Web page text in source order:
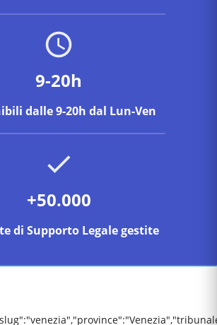
9-20h
dalle 9-20h dal Lun-Ven
+50.000
di Supporto Legale gestite